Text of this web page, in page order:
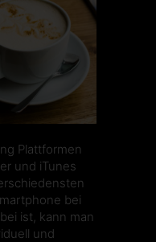
Plattformen
und iTunes
bei
ist, kann man
und